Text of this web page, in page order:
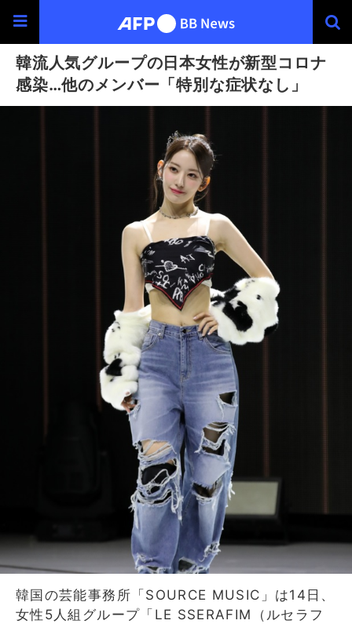
韓流人気グループの日本女性が新型コロナ
感染…他のメンバー「特別な症状なし」
韓国の芸能事務所「SOURCE MUSIC」は14日、
女性5人組グループ「LE SSERAFIM（ルセラフ